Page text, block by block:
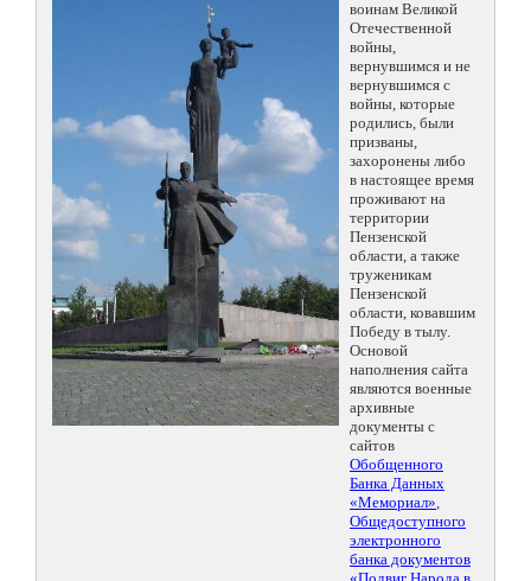
воинам Великой
Отечественной
войны,
вернувшимся и не
вернувшимся с
войны, которые
родились, были
призваны,
захоронены либо
в настоящее время
проживают на
территории
Пензенской
области, а также
труженикам
Пензенской
области, ковавшим
Победу в тылу.
Основой
наполнения сайта
являются военные
архивные
документы с
сайтов
Обобщенного
Банка Данных
«Мемориал»,
Общедоступного
электронного
банка документов